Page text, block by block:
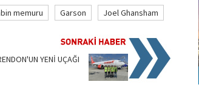
memuru Garson Joel Ghansham
YENİ UÇAĞI